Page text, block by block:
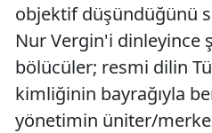
objektif düşündüğünü
Nur Vergin'i dinleyince
bölücüler; resmi dilin
kimliğinin bayrağıyla
yönetimin üniter/